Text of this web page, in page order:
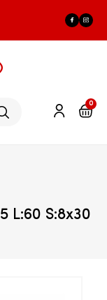
0
L:60 S:8x30